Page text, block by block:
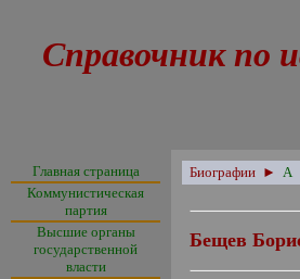
Справочник по
Главная страница
Коммунистическая
партия
Высшие органы
государственной
власти
Биографии ► А
Бещев